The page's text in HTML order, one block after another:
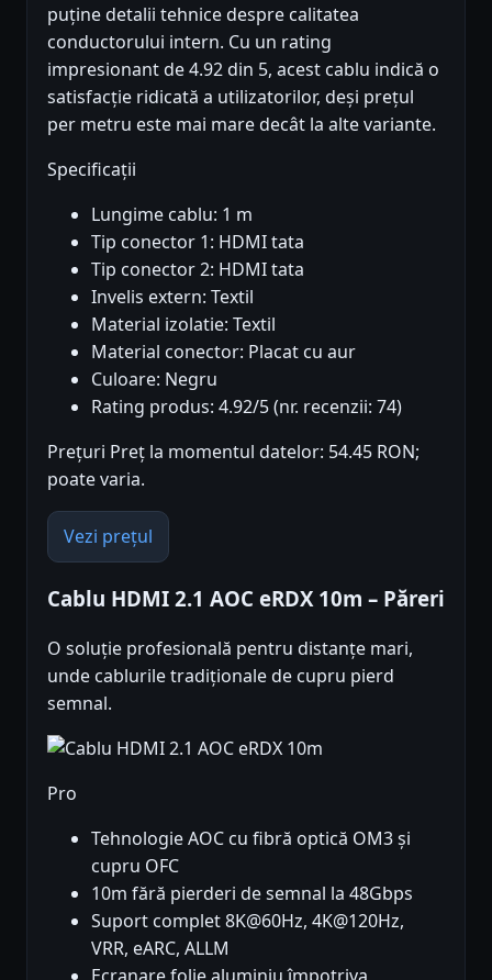
puține detalii tehnice despre calitatea
conductorului intern. Cu un rating
impresionant de 4.92 din 5, acest cablu indică o
satisfacție ridicată a utilizatorilor, deși prețul
per metru este mai mare decât la alte variante.
Specificații
Lungime cablu: 1 m
Tip conector 1: HDMI tata
Tip conector 2: HDMI tata
Invelis extern: Textil
Material izolatie: Textil
Material conector: Placat cu aur
Culoare: Negru
Rating produs: 4.92/5 (nr. recenzii: 74)
Prețuri Preț la momentul datelor: 54.45 RON;
poate varia.
Vezi prețul
Cablu HDMI 2.1 AOC eRDX 10m – Păreri
O soluție profesională pentru distanțe mari,
unde cablurile tradiționale de cupru pierd
semnal.
Pro
Tehnologie AOC cu fibră optică OM3 și
cupru OFC
10m fără pierderi de semnal la 48Gbps
Suport complet 8K@60Hz, 4K@120Hz,
VRR, eARC, ALLM